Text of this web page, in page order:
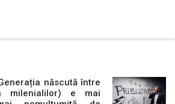
născută între
e mai